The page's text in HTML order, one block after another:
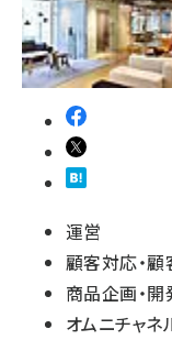
運営
顧客対応・顧
商品企画・開
オムニチャネ